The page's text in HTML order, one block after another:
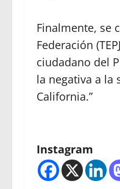
Finalmente, se
Federación
ciudadano del
la negativa a la
California.”
Instagram